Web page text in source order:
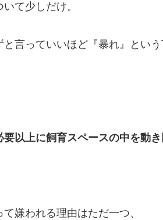
いて少しだけ。
言っていいほど『暴れ』とい
以上に飼育スペースの中を動き
嫌われる理由はただ一つ、